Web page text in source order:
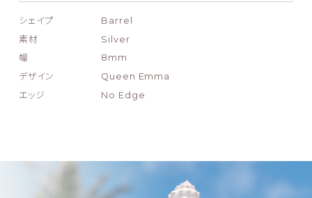
シェイプ
Barrel
素材
Silver
幅
8mm
デザイン
Queen Emma
エッジ
No Edge